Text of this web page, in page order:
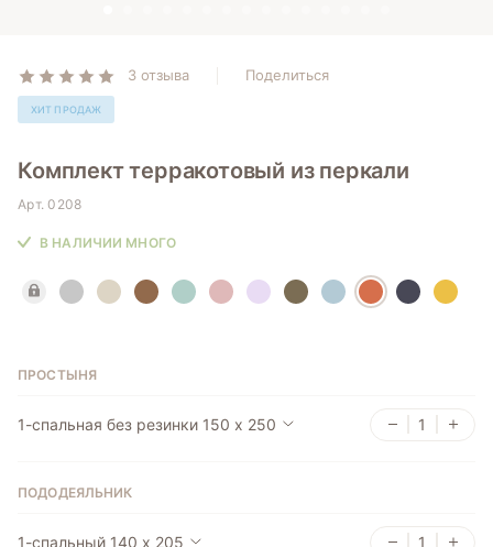
3 отзыва Поделиться
ХИТ ПРОДАЖ
Комплект терракотовый из перкали
Арт.0208
В НАЛИЧИИ МНОГО
ПРОСТЫНЯ
1-спальная без резинки 150 х 250
ПОДОДЕЯЛЬНИК
1-спальный 140 x 205